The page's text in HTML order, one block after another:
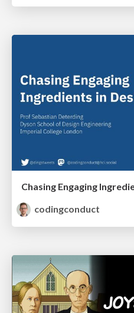
Chasing Engaging
codingconduct